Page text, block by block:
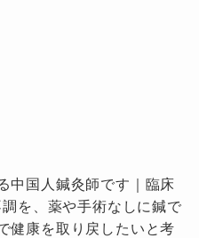
中国人鍼灸師です｜臨床
を、薬や手術なしに鍼で
健康を取り戻したいと考